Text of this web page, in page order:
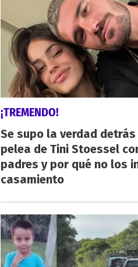
¡TREMENDO!
Se supo la verdad
pelea de Tini Stoessel
padres y por qué no los
casamiento